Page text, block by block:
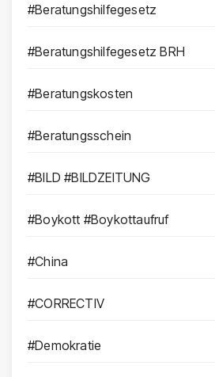
#Beratungshilfegesetz
#Beratungshilfegesetz BRH
#Beratungskosten
#Beratungsschein
#BILD #BILDZEITUNG
#Boykott #Boykottaufruf
#China
#CORRECTIV
#Demokratie